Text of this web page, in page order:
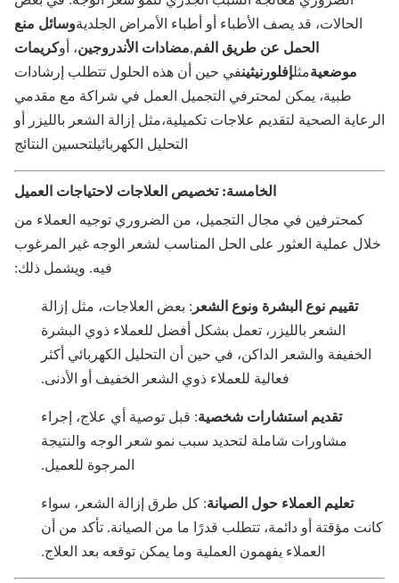
الحالات، قد يصف الأطباء أو أطباء الأمراض الجلديةوسائل منع
الحمل عن طريق الفم مضادات الأندروجين، أوكريمات
موضعيةمثلإفلورنيثينفي حين أن هذه الحلول تتطلب إرشادات
طبية، يمكن لمحترفي التجميل العمل في شراكة مع مقدمي
الصحية لتقديم علاجات تكميلية،مثل إزالة الشعر بالليزر أو
التحليل الكهربائيلتحسين النتائج
الخامسة: تخصيص العلاجات لاحتياجات العميل
كمحترفين في مجال التجميل، من الضروري توجيه العملاء من
عملية العثور على الحل المناسب لشعر الوجه غير المرغوب
فيه. ويشمل ذلك:
تقييم نوع البشرة ونوع الشعر: بعض العلاجات، مثل إزالة
الشعر بالليزر، تعمل بشكل أفضل للعملاء ذوي البشرة
الخفيفة والشعر الداكن، في حين أن التحليل الكهربائي أكثر
فعالية للعملاء ذوي الشعر الخفيف أو الأدنى.
تقديم استشارات شخصية: قبل توصية أي علاج، إجراء
مشاورات شاملة لتحديد سبب نمو شعر الوجه والنتيجة
المرجوة للعميل.
تعليم العملاء حول الصيانة: كل طرق إزالة الشعر، سواء
مؤقتة أو دائمة، تتطلب قدرًا ما من الصيانة. تأكد من أن
العملاء يفهمون العملية وما يمكن توقعه بعد العلاج.